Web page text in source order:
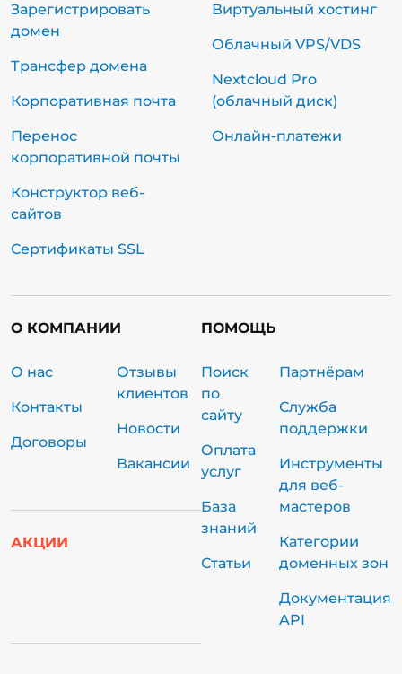
Зарегистрировать
домен
Трансфер домена
Корпоративная почта
Перенос
корпоративной почты
Конструктор веб-
сайтов
Сертификаты SSL
Виртуальный хостинг
Облачный VPS/VDS
Nextcloud Pro
(облачный диск)
Онлайн-платежи
О КОМПАНИИ
О нас
Контакты
Договоры
Отзывы
клиентов
Новости
Вакансии
АКЦИИ
ПОМОЩЬ
Поиск
по
сайту
Оплата
услуг
База
знаний
Статьи
Партнёрам
Служба
поддержки
Инструменты
для веб-
мастеров
Категории
доменных зон
Документация
API